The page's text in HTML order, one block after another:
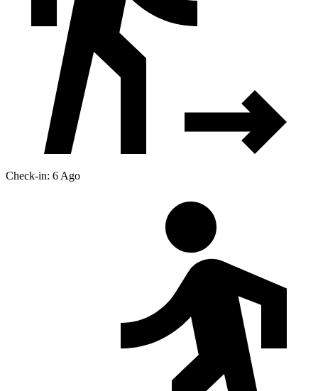
Check-in: 6 Ago